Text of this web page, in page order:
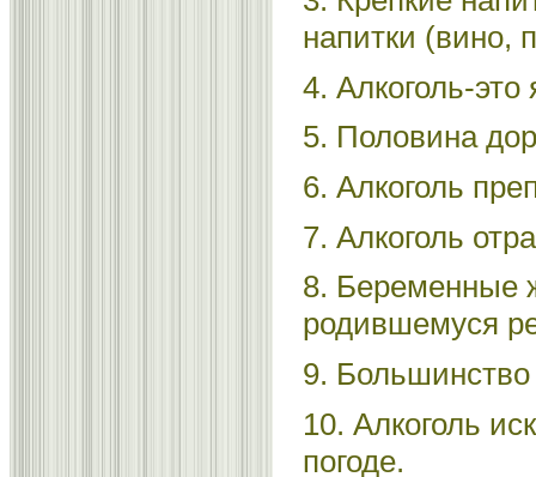
напитки (вино,
4. Алкоголь-это
5. Половина
6. Алкоголь
7. Алкоголь
8. Беременные
родившемуся
9.
10. Алкоголь
погоде.